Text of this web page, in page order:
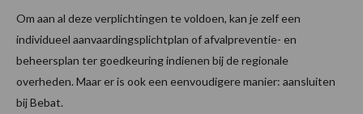
Om aan al deze verplichtingen te voldoen, kan je zelf een
individueel aanvaardingsplichtplan of afvalpreventie- en
beheersplan ter goedkeuring indienen bij de regionale
overheden. Maar er is ook een eenvoudigere manier: aansluiten
bij Bebat.